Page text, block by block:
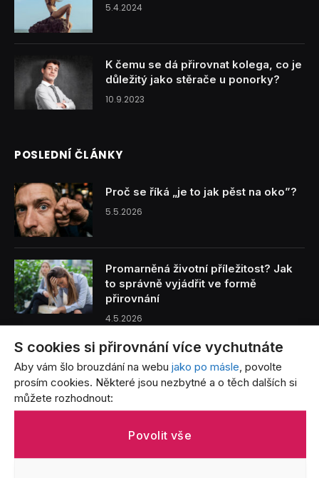
S cookies si přirovnání více vychutnáte
Aby vám šlo brouzdání na webu jako po másle , povolte
prosím cookies. Některé jsou nezbytné a o těch dalších si
můžete rozhodnout:
Povolit vše
5.4.2024
K čemu se dá přirovnat kolega, co je
důležitý jako stěrače u ponorky?
10.9.2023
POSLEDNÍ ČLÁNKY
Proč se říká „je to jak pěst na oko”?
5.5.2026
Promarněná životní příležitost? Jak
to správně vyjádřit ve formě
přirovnání
4.5.2026
Benzín je tak drahý, že… Přirovnání,
která vystihují bolest každého řidiče
3.5.2026
Život s batoletem v přirovnáních: Od